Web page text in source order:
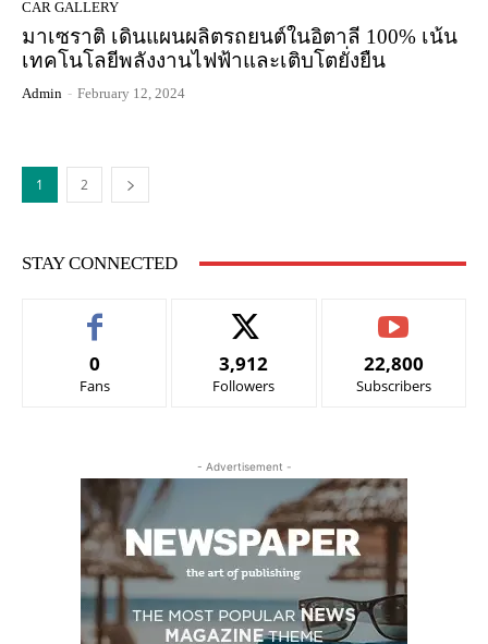
CAR GALLERY
มาเซราติ เดินแผนผลิตรถยนต์ในอิตาลี 100% เน้น
เทคโนโลยีพลังงานไฟฟ้าและเติบโตยั่งยืน
Admin - February 12, 2024
1 2
STAY CONNECTED
0
Fans
3,912
Followers
22,800
Subscribers
- Advertisement -